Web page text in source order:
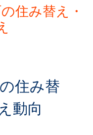
住み替え・
の住み替
動向